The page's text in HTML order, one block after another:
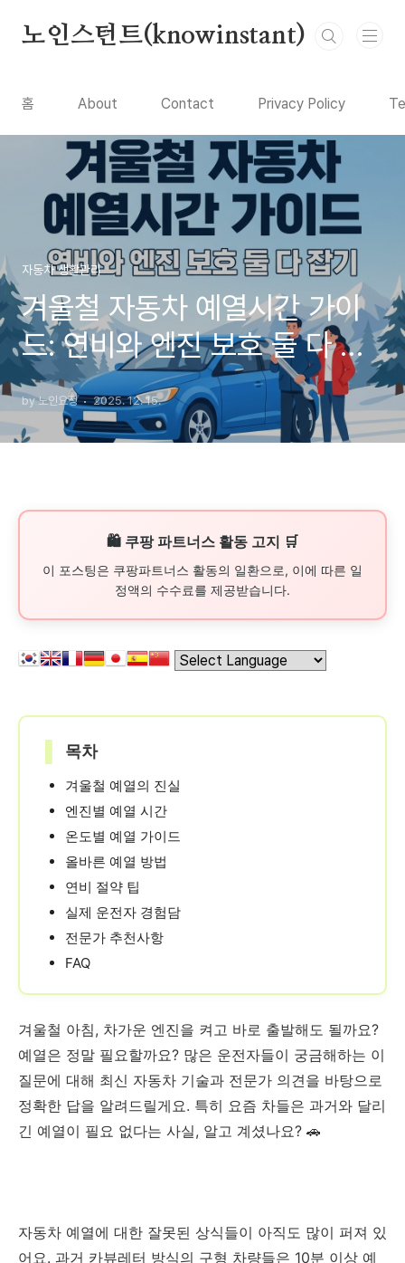
노인스턴트(knowinstant)
홈 About Contact Privacy Policy
자동차 생활관리
겨울철 자동차 예열시간 가이
드: 연비와 엔진 보호 둘 다 잡
기
by 노인요정 2025. 12. 15.
🛍️ 쿠팡 파트너스 활동 고지 🛒
이 포스팅은 쿠팡파트너스 활동의 일환으로, 이에 따른 일
정액의 수수료를 제공받습니다.
목차
겨울철 예열의 진실
엔진별 예열 시간
온도별 예열 가이드
올바른 예열 방법
연비 절약 팁
실제 운전자 경험담
전문가 추천사항
FAQ
겨울철 아침, 차가운 엔진을 켜고 바로 출발해도 될까요?
예열은 정말 필요할까요? 많은 운전자들이 궁금해하는 이
질문에 대해 최신 자동차 기술과 전문가 의견을 바탕으로
정확한 답을 알려드릴게요. 특히 요즘 차들은 과거와 달리
긴 예열이 필요 없다는 사실, 알고 계셨나요? 🚗
자동차 예열에 대한 잘못된 상식들이 아직도 많이 퍼져 있
어요. 과거 카뷰레터 방식의 구형 차량들은 10분 이상 예